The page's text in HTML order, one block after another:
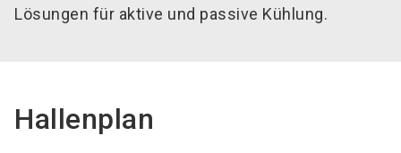
Lösungen für aktive und passive Kühlung.
Hallenplan